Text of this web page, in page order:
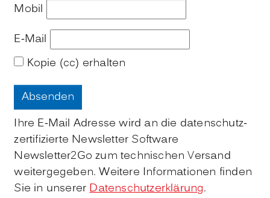
Mobil
E-Mail
Kopie (cc) erhalten
Ihre E-Mail Adresse wird an die datenschutz-
zertifizierte Newsletter Software
Newsletter2Go zum technischen Versand
weitergegeben. Weitere Informationen finden
Sie in unsererDatenschutzerklärung.